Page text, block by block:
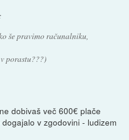
še pravimo računalniku,
porastu???)
dobivaš več 600€ plače
v zgodovini - ludizem